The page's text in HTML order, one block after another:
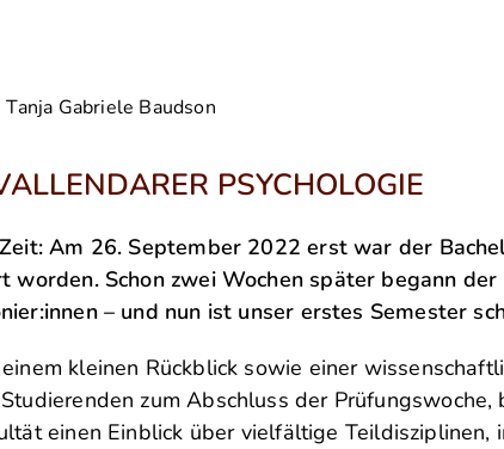
Gabriele Baudson
PSYCHOLOGIE
Am 26. September 2022 erst war der
worden. Schon zwei Wochen später begann
– und nun ist unser erstes Semester
kleinen Rückblick sowie einer
zum Abschluss der Prüfungswoche,
einen Einblick über vielfältige Teildisziplinen,